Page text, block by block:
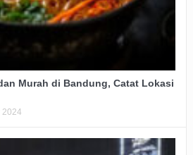
Murah di Bandung, Catat Lokasi
2024